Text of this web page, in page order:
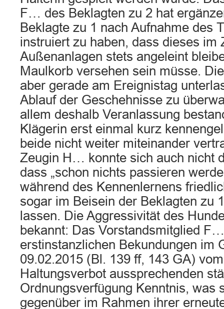
F… des Beklagten zu 2 hat
Beklagte zu 1 nach Aufnahme des
instruiert zu haben, dass dieses im
Außenanlagen stets angeleint
Maulkorb versehen sein müsse.
aber gerade am Ereignistag
Ablauf der Geschehnisse zu
allem deshalb Veranlassung
Klägerin erst einmal kurz
beide nicht weiter miteinander
Zeugin H… konnte sich auch nicht
dass „schon nichts passieren
während des Kennenlernens
sogar im Beisein der Beklagten zu
lassen. Die Aggressivität des
bekannt: Das Vorstandsmitglied
erstinstanzlichen Bekundungen im
09.02.2015 (Bl. 139 ff, 143 GA)
Haltungsverbot aussprechenden
Ordnungsverfügung Kenntnis, was
gegenüber im Rahmen ihrer